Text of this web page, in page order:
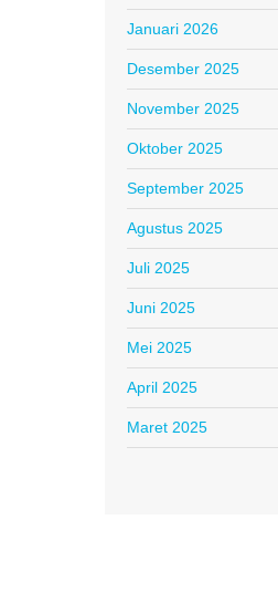
Januari 2026
Desember 2025
November 2025
Oktober 2025
September 2025
Agustus 2025
Juli 2025
Juni 2025
Mei 2025
April 2025
Maret 2025